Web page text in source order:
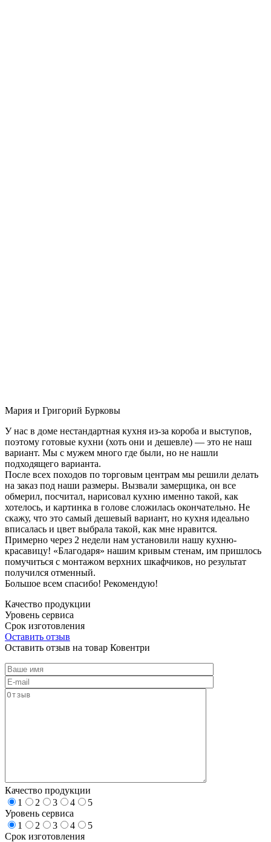
Мария и Григорий Бурковы
У нас в доме нестандартная кухня из-за короба и выступов,
поэтому готовые кухни (хоть они и дешевле) — это не наш
вариант. Мы с мужем много где были, но не нашли
подходящего варианта.
После всех походов по торговым центрам мы решили делать
на заказ под наши размеры. Вызвали замерщика, он все
обмерил, посчитал, нарисовал кухню именно такой, как
хотелось, и картинка в голове сложилась окончательно. Не
скажу, что это самый дешевый вариант, но кухня идеально
вписалась и цвет выбрала такой, как мне нравится.
Примерно через 2 недели нам установили нашу кухню-
красавицу! «Благодаря» нашим кривым стенам, им пришлось
помучиться с монтажом верхних шкафчиков, но результат
получился отменный.
Большое всем спасибо! Рекомендую!
Качество продукции
Уровень сервиса
Срок изготовления
Оставить отзыв
Оставить отзыв на товар Ковентри
Качество продукции
1
2 3 4
5
Уровень сервиса
1
2 3 4
5
Срок изготовления